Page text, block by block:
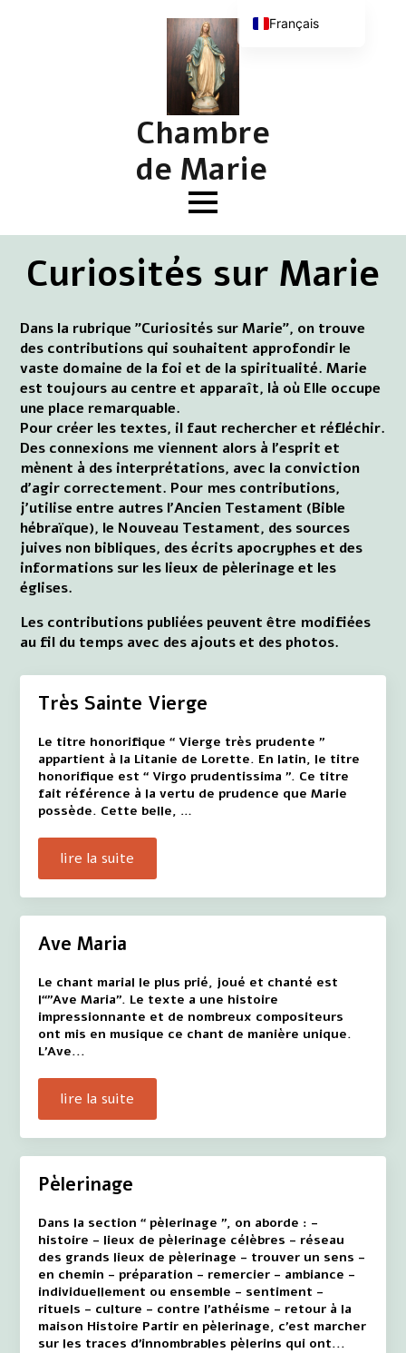
Chambre
de Marie
Curiosités sur Marie
Dans la rubrique "Curiosités sur Marie", on trouve
des contributions qui souhaitent approfondir le
vaste domaine de la foi et de la spiritualité. Marie
est toujours au centre et apparaît, là où Elle occupe
une place remarquable.
Pour créer les textes, il faut rechercher et réfléchir.
Des connexions me viennent alors à l'esprit et
mènent à des interprétations, avec la conviction
d'agir correctement. Pour mes contributions,
j'utilise entre autres l'Ancien Testament (Bible
hébraïque), le Nouveau Testament, des sources
juives non bibliques, des écrits apocryphes et des
informations sur les lieux de pèlerinage et les
églises.
Les contributions publiées peuvent être modifiées
au fil du temps avec des ajouts et des photos.
Très Sainte Vierge
Le titre honorifique “ Vierge très prudente ”
appartient à la Litanie de Lorette. En latin, le titre
honorifique est “ Virgo prudentissima ”. Ce titre
fait référence à la vertu de prudence que Marie
possède. Cette belle, …
lire la suite
Ave Maria
Le chant marial le plus prié, joué et chanté est
l“”Ave Maria". Le texte a une histoire
impressionnante et de nombreux compositeurs
ont mis en musique ce chant de manière unique.
L'Ave...
lire la suite
Pèlerinage
Dans la section “ pèlerinage ”, on aborde : -
histoire - lieux de pèlerinage célèbres - réseau
des grands lieux de pèlerinage - trouver un sens -
en chemin - préparation - remercier - ambiance -
individuellement ou ensemble - sentiment -
rituels - culture - contre l'athéisme - retour à la
maison Histoire Partir en pèlerinage, c'est marcher
sur les traces d'innombrables pèlerins qui ont...
Français